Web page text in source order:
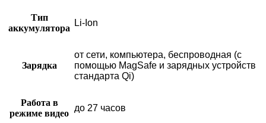
Тип
аккумулятора
Li-Ion
Зарядка
от сети, компьютера, беспроводная (с
помощью MagSafe и зарядных устройств
стандарта Qi)
Работа в
режиме видео
до 27 часов